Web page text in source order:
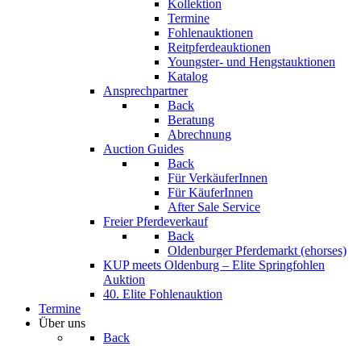
Kollektion
Termine
Fohlenauktionen
Reitpferdeauktionen
Youngster- und Hengstauktionen
Katalog
Ansprechpartner
Back
Beratung
Abrechnung
Auction Guides
Back
Für VerkäuferInnen
Für KäuferInnen
After Sale Service
Freier Pferdeverkauf
Back
Oldenburger Pferdemarkt (ehorses)
KUP meets Oldenburg – Elite Springfohlen
Auktion
40. Elite Fohlenauktion
Termine
Über uns
Back